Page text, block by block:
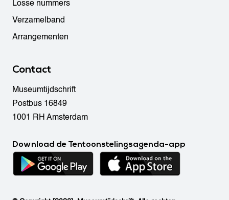
Losse nummers
Verzamelband
Arrangementen
Contact
Museumtijdschrift
Postbus 16849
1001 RH Amsterdam
Download de Tentoonstelingsagenda-app